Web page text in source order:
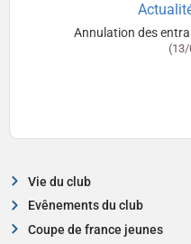
Annulation des
Vie du club
Evênements du club
Coupe de france jeunes